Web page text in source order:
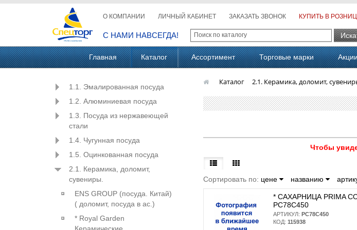
О КОМПАНИИ ЛИЧНЫЙ КАБИНЕТ ЗАКАЗАТЬ ЗВОНОК КУПИТЬ В
С НАМИ НАВСЕГДА!
Главная Каталог Ассортимент Торговые марки
1.1. Эмалированная посуда
1.2. Алюминиевая посуда
1.3. Посуда из нержавеющей
стали
1.4. Чугунная посуда
1.5. Оцинкованная посуда
2.1. Керамика, доломит,
сувениры.
ENS GROUP (посуда. Китай)
( доломит, посуда в ас.)
* Royal Garden
Каталог 2.1. Керамика, доломит,
Чтобы
Сортировать по: цене названию
* САХАРНИЦА PRIMA
PC78C450
АРТИКУЛ: PC78C450
КОД: 115938